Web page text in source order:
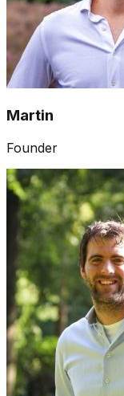
Martin
Founder